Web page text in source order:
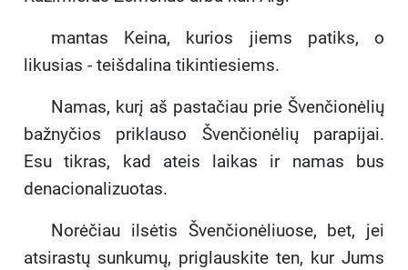
mantas Keina, kurios jiems patiks, o
likusias - teišdalina tikintiesiems.
Namas, kurį aš pastačiau prie Švenčionėlių
bažnyčios priklauso Švenčionėlių parapijai.
Esu tikras, kad ateis laikas ir namas bus
denacionalizuotas.
Norėčiau ilsėtis Švenčionėliuose, bet, jei
atsirastų sunkumų, priglauskite ten, kur Jums